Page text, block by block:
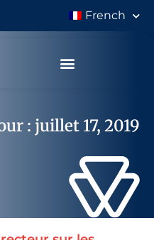
French
: juillet 17, 2019